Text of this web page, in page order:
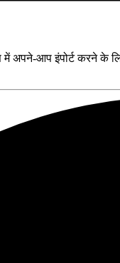
अपने-आप इंपोर्ट करने